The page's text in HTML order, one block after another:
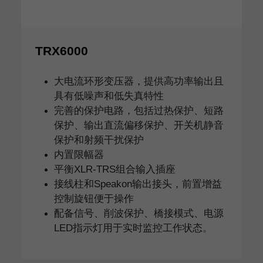
TRX6000
大电流环形变压器，提供高功率输出且
具有低噪声和低失真特性
完善的保护电路，包括过热保护、短路
保护、输出直流偏移保护、开关机静音
保护和射频干扰保护
内置限幅器
平衡XLR-TRS组合输入插座
接线柱和Speakon输出接头，前置增益
控制旋钮便于操作
配备信号、削波保护、橋接模式、电源
LED指示灯用于实时监控工作状态。